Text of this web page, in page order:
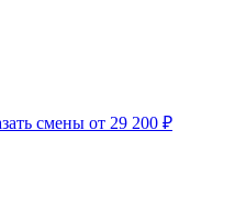
смены от 29 200 ₽